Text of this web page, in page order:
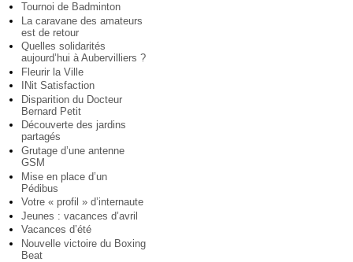
Tournoi de Badminton
La caravane des amateurs
est de retour
Quelles solidarités
aujourd’hui à Aubervilliers ?
Fleurir la Ville
INit Satisfaction
Disparition du Docteur
Bernard Petit
Découverte des jardins
partagés
Grutage d’une antenne
GSM
Mise en place d’un
Pédibus
Votre « profil » d’internaute
Jeunes : vacances d’avril
Vacances d’été
Nouvelle victoire du Boxing
Beat